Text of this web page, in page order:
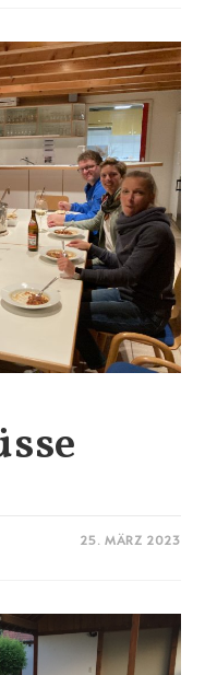
25. MÄRZ 2023